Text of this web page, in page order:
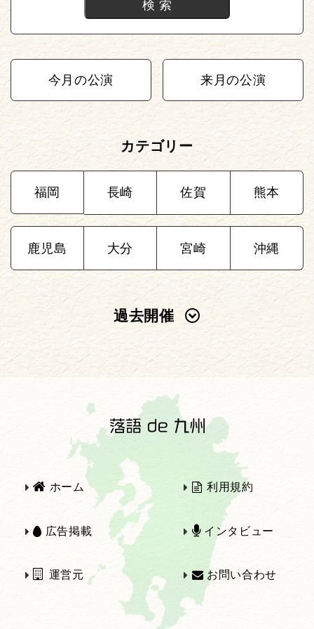
今月の公演 来月の公演
カテゴリー
福岡 長崎 佐賀 熊本
鹿児島 大分 宮崎 沖縄
過去開催
2025年
2022年
2021年 2020年
2019年 2018年
2017年 2016年
ホーム 利用規約
広告掲載 インタビュー
運営元 お問い合わせ